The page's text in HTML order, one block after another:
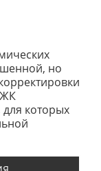
но
ЖК
которых